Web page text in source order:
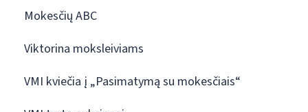
Mokesčių ABC
Viktorina moksleiviams
VMI kviečia į „Pasimatymą su mokesčiais“